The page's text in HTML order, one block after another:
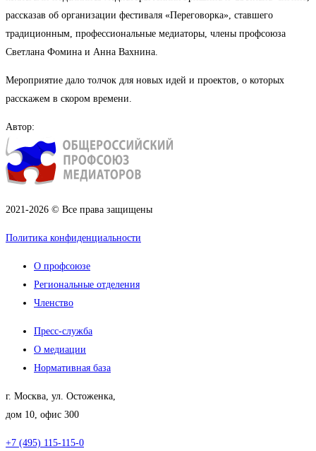
рассказав об организации фестиваля «Переговорка», ставшего
традиционным, профессиональные медиаторы, члены профсоюза
Светлана Фомина и Анна Вахнина.
Мероприятие дало толчок для новых идей и проектов, о которых
расскажем в скором времени.
Автор:
2021-2026 © Все права защищены
Политика конфиденциальности
О профсоюзе
Региональные отделения
Членство
Пресс-служба
О медиации
Нормативная база
г. Москва, ул. Остоженка,
дом 10, офис 300
+7 (495) 115-115-0